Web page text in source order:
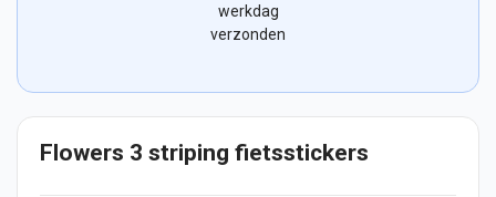
werkdag
verzonden
Flowers 3 striping fietsstickers